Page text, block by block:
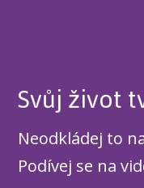
Svůj život
Neodkládej to
Podívej se na